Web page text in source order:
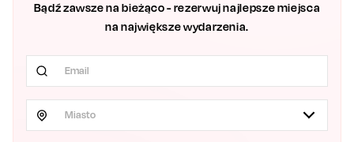
Bądź zawsze na bieżąco - rezerwuj najlepsze miejsca
na największe wydarzenia.
Miasto